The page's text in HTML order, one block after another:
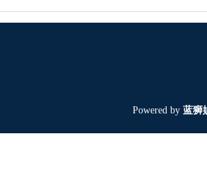
Powered by 蓝狮